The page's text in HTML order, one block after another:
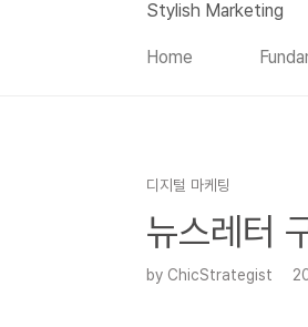
Stylish Marketing
Home
디지털 마케팅
뉴스레터
by ChicStrategist